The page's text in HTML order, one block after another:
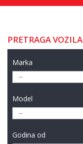
PRETRAGA VOZILA
Marka
Model
Godina od